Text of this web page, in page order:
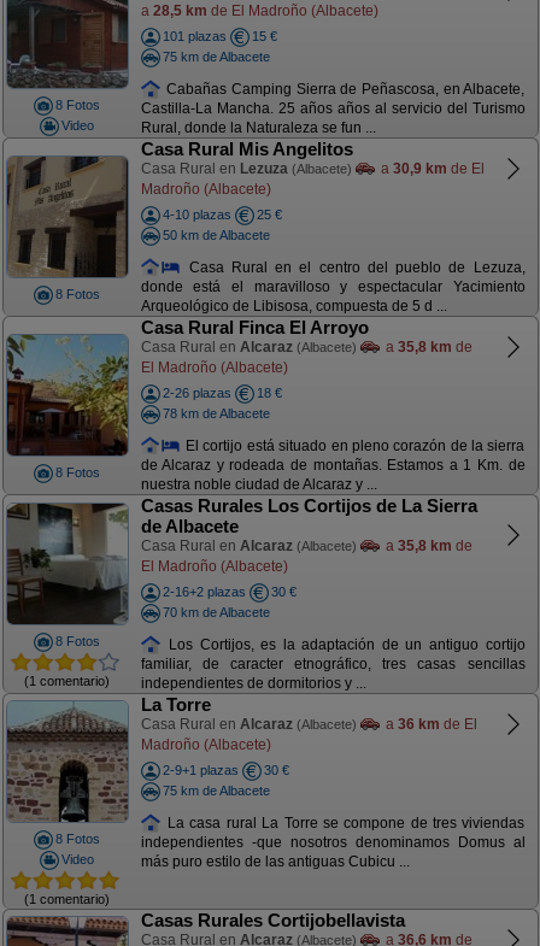
8 Fotos
Video
a 28,5 km de El Madroño (Albacete)
101 plazas
15 €
75 km de Albacete
Cabañas Camping Sierra de Peñascosa, en Albacete,
Castilla-La Mancha. 25 años años al servicio del Turismo
Rural, donde la Naturaleza se fun ...
8 Fotos
Casa Rural Mis Angelitos
Casa Rural en Lezuza (Albacete) a 30,9 km de El
Madroño (Albacete)
4-10 plazas
25 €
50 km de Albacete
Casa Rural en el centro del pueblo de Lezuza,
donde está el maravilloso y espectacular Yacimiento
Arqueológico de Libisosa, compuesta de 5 d ...
8 Fotos
Casa Rural Finca El Arroyo
Casa Rural en Alcaraz (Albacete) a 35,8 km de
El Madroño (Albacete)
2-26 plazas
18 €
78 km de Albacete
El cortijo está situado en pleno corazón de la sierra
de Alcaraz y rodeada de montañas. Estamos a 1 Km. de
nuestra noble ciudad de Alcaraz y ...
8 Fotos
(1 comentario)
Casas Rurales Los Cortijos de La Sierra
de Albacete
Casa Rural en Alcaraz (Albacete) a 35,8 km de
El Madroño (Albacete)
2-16+2 plazas
30 €
70 km de Albacete
Los Cortijos, es la adaptación de un antiguo cortijo
familiar, de caracter etnográfico, tres casas sencillas
independientes de dormitorios y ...
8 Fotos
Video
(1 comentario)
La Torre
Casa Rural en Alcaraz (Albacete) a 36 km de El
Madroño (Albacete)
2-9+1 plazas
30 €
75 km de Albacete
La casa rural La Torre se compone de tres viviendas
independientes -que nosotros denominamos Domus al
más puro estilo de las antiguas Cubicu ...
Casas Rurales Cortijobellavista
Casa Rural en Alcaraz (Albacete) a 36,6 km de